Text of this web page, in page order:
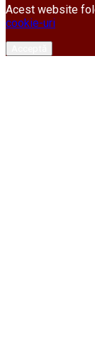
Acest website
cookie-uri